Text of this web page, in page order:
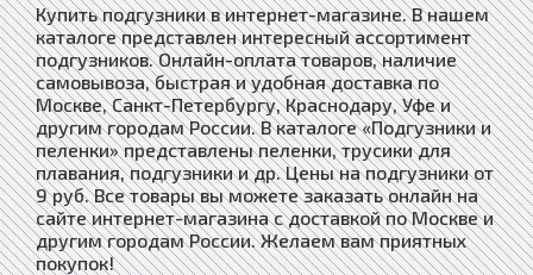
Купить подгузники в интернет-магазине. В нашем
каталоге представлен интересный ассортимент
подгузников. Онлайн-оплата товаров, наличие
самовывоза, быстрая и удобная доставка по
Москве, Санкт-Петербургу, Краснодару, Уфе и
другим городам России. В каталоге «Подгузники и
пеленки» представлены пеленки, трусики для
плавания, подгузники и др. Цены на подгузники от
9 руб. Все товары вы можете заказать онлайн на
сайте интернет-магазина с доставкой по Москве и
другим городам России. Желаем вам приятных
покупок!